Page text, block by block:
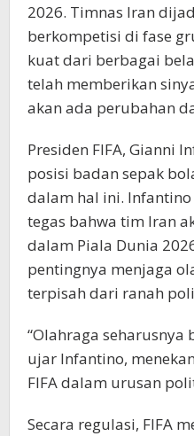
2026. Timnas Iran
berkompetisi di fase
kuat dari berbagai
telah memberikan
akan ada perubahan
Presiden FIFA, Gianni
posisi badan sepak
dalam hal ini.
tegas bahwa tim Iran
dalam Piala Dunia
pentingnya menjaga
terpisah dari ranah
“Olahraga
ujar Infantino,
FIFA dalam urusan
Secara regulasi, FIFA